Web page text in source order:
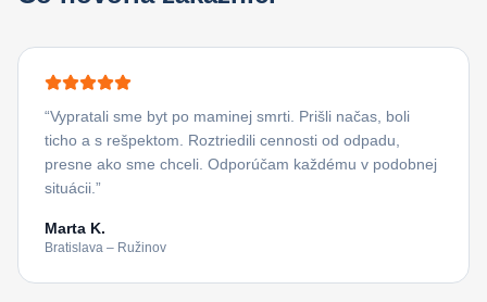
“Vypratali sme byt po maminej smrti. Prišli načas, boli
ticho a s rešpektom. Roztriedili cennosti od odpadu,
presne ako sme chceli. Odporúčam každému v podobnej
situácii. ”
Marta K.
Bratislava – Ružinov